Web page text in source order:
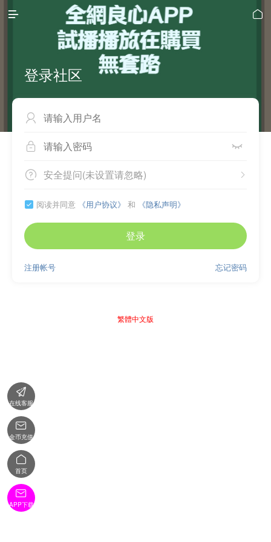
 
登录社区

 
 
安全提问(未设置请忽略)
 阅读并同意 《用户协议》 和 《隐私声明》
登录
忘记密码
注册帐号
繁體中文版

在线客服

金币充值

首页

APP下载